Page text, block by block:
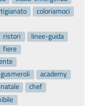
coloriamoci
ristori
linee-guida
fiere
gusmeroli
academy
chef